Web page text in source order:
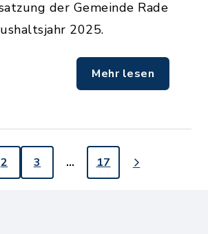
der Gemeinde Rade
2025.
Mehr lesen
2 3 … 17